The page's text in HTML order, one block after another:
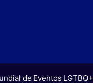
de Eventos LGTBQ+